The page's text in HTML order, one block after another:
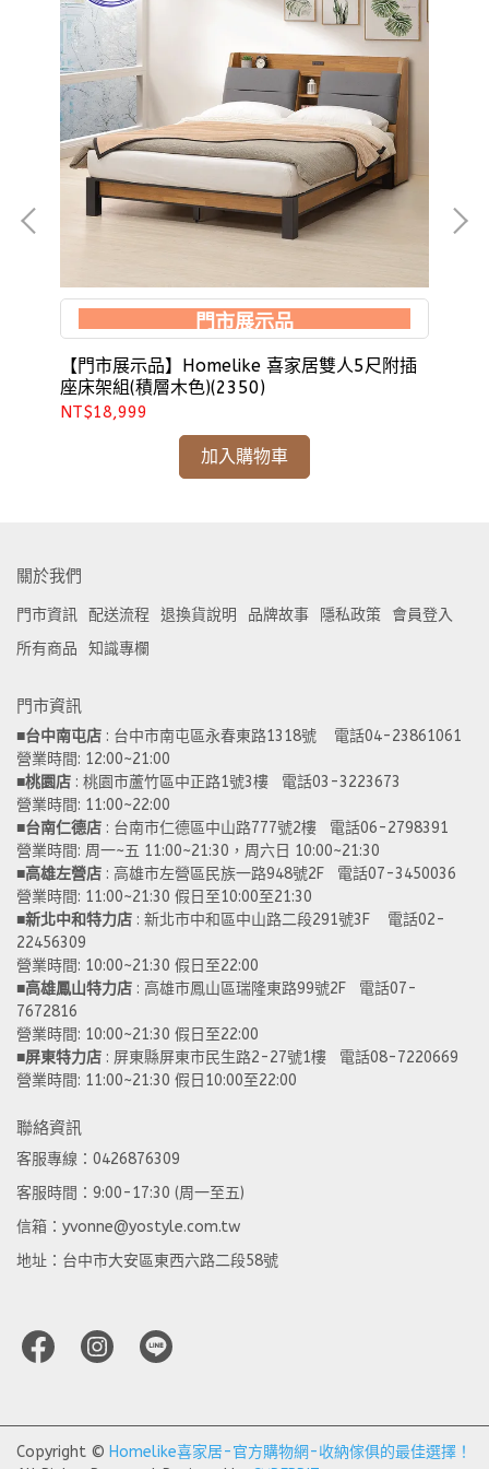
門市展示品
【門市展示品】Homelike 喜家居雙人5尺附插
座床架組(積層木色)(2350)
NT$18,999
加入購物車
關於我們
門市資訊 配送流程 退換貨說明 品牌故事 隱私政策
會員登入
所有商品
知識專欄
門市資訊
■台中南屯店 : 台中市南屯區永春東路1318號    電話04-23861061
營業時間: 12:00~21:00
■桃園店 : 桃園市蘆竹區中正路1號3樓   電話03-3223673
營業時間: 11:00~22:00
■台南仁德店 : 台南市仁德區中山路777號2樓   電話06-2798391
營業時間: 周一~五 11:00~21:30，周六日 10:00~21:30
■高雄左營店 : 高雄市左營區民族一路948號2F   電話07-3450036
營業時間: 11:00~21:30 假日至10:00至21:30
■新北中和特力店 : 新北市中和區中山路二段291號3F    電話02-
22456309
營業時間: 10:00~21:30 假日至22:00
■高雄鳳山特力店 : 高雄市鳳山區瑞隆東路99號2F   電話07-
7672816
營業時間: 10:00~21:30 假日至22:00
■屏東特力店 : 屏東縣屏東市民生路2-27號1樓   電話08-7220669
營業時間: 11:00~21:30 假日10:00至22:00
聯絡資訊
客服專線：0426876309
客服時間：9:00-17:30 (周一至五)
信箱：yvonne@yostyle.com.tw
地址：台中市大安區東西六路二段58號
Copyright © Homelike喜家居-官方購物網-收納傢俱的最佳選擇！